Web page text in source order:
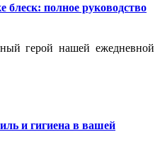
полное руководство
герой нашей ежедневной
и гигиена в вашей